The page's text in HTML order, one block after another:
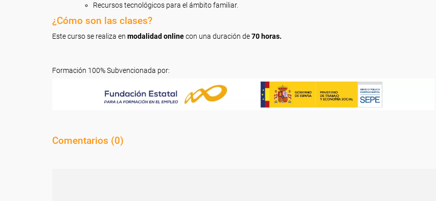
Recursos tecnológicos para el ámbito familiar.
¿Cómo son las clases?
Este curso se realiza en modalidad onlinecon una duración de70 horas.
Formación 100% Subvencionada por:
Comentarios (0)